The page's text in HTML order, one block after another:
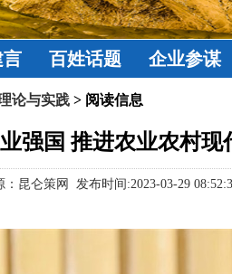
言 百姓话题 企业参谋
论与实践 > 阅读信息
强国 推进农业农村现
昆仑策网 发布时间:2023-03-29